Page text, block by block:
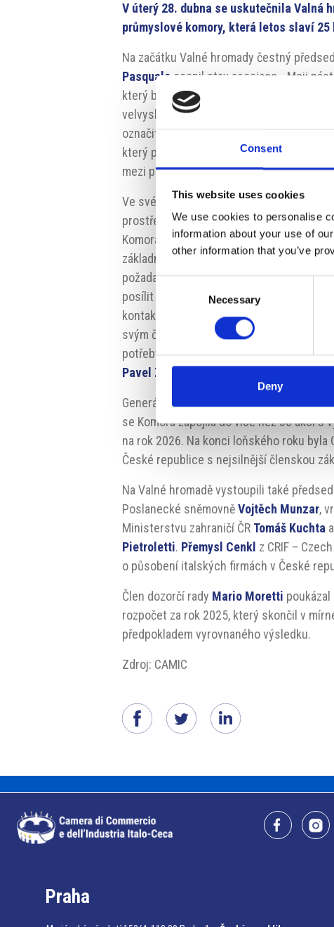
Consent
This website uses cookies
We use cookies to personalise
information about your use of
other information that you’ve
Consent
Necessary
Deny
V úterý 28. dubna se uskutečnila Valná
průmyslové komory, která letos slaví
Na začátku Valné hromady čestný
Pasquale ocenil stav asociace. „Moji
který byl prvním předsedou Komory.
velvyslanec v Praze
označit za extrémně významný pro
který připomněl dubnovou návštěvu
mezi premiéryAndrejem Babišema
Ve svém projevu předseda Italsko-české
prostředí, ve kterém kvůli nejistotě a
Komora. Pokles italských podniků
základny Komory. „I my jako obchodní
požadavkům našich členů,“ uvedl
posílit své vztahy s institucemi a
kontaktů, která je k dispozici všem našim
svým členům nápomocná, když to
potřeby vyjadřujte i kritiku,“ vyzval
Pavel Zezula
zdůraznili kontext, v němž
Generální tajemníkMatteo Mariani
se Komora zapojila do více než 30 akcí s
na rok 2026. Na konci loňského roku
České republice s nejsilnější členskou
Na Valné hromadě vystoupili také
Poslanecké sněmovněVojtěch Munzar,
Ministerstvu zahraničí ČR Tomáš Kuchta
Pietroletti. Přemysl Cenkl z CRIF –
o působení italských firmách v České
Člen dozorčí rady Mario Moretti
rozpočet za rok 2025, který skončil v
předpokladem vyrovnaného výsledku.
Zdroj: CAMIC
Praha